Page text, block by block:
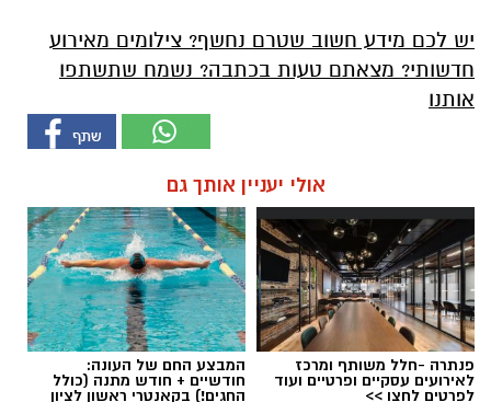
יש לכם מידע חשוב שטרם נחשף? צילומים מאירוע
חדשותי? מצאתם טעות בכתבה? נשמח שתשתפו
אותנו
אולי יעניין אותך גם
פנתרה -חלל משותף ומרכז
לאירועים עסקיים ופרטיים ועוד
לפרטים לחצו >>
המבצע החם של העונה:
חודשיים + חודש מתנה (כולל
החגים!) בקאנטרי ראשון לציון